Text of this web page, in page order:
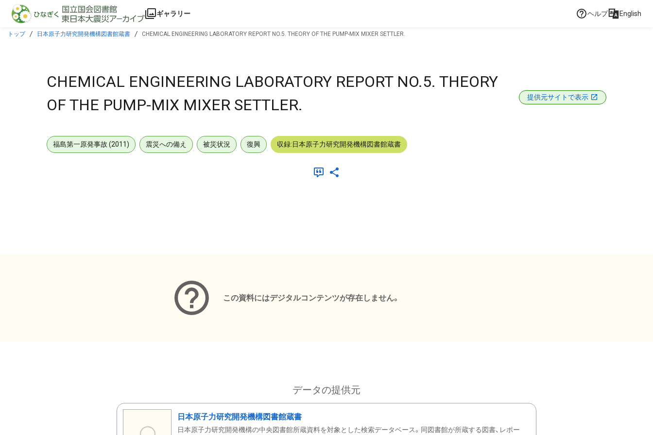
本文に飛ぶ
ギャラリー ヘルプ English
トップ 日本原子力研究開発機構図書館蔵書 CHEMICAL ENGINEERING LABORATORY REPORT NO.5. THEORY OF THE PUMP-MIX MIXER SETTLER.
CHEMICAL ENGINEERING LABORATORY REPORT NO.5. THEORY
OF THE PUMP-MIX MIXER SETTLER.
提供元サイトで表示
福島第一原発事故 (2011) 震災への備え 被災状況 復興 収録:日本原子力研究開発機構図書館蔵書
この資料にはデジタルコンテンツが存在しません。
データの提供元
日本原子力研究開発機構図書館蔵書
日本原子力研究開発機構の中央図書館所蔵資料を対象とした検索データベース。同図書館が所蔵する図書、レポー